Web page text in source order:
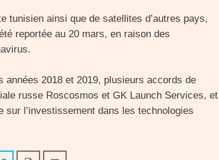
tunisien ainsi que de satellites d’autres pays,
reportée au 20 mars, en raison des
années 2018 et 2019, plusieurs accords de
russe Roscosmos et GK Launch Services, et
l’investissement dans les technologies